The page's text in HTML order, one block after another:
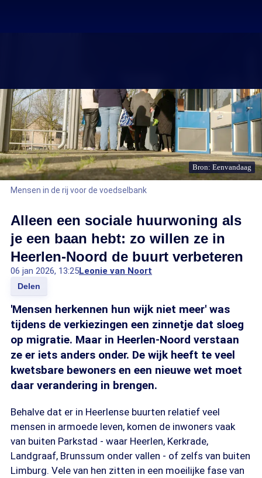
Bron: Eenvandaag
Mensen in de rij voor de voedselbank
Alleen een sociale huurwoning als
je een baan hebt: zo willen ze in
Heerlen-Noord de buurt verbeteren
06 jan 2026, 13:25Leonie van Noort
Delen
'Mensen herkennen hun wijk niet meer' was
tijdens de verkiezingen een zinnetje dat sloeg
op migratie. Maar in Heerlen-Noord verstaan
ze er iets anders onder. De wijk heeft te veel
kwetsbare bewoners en een nieuwe wet moet
daar verandering in brengen.
Behalve dat er in Heerlense buurten relatief veel
mensen in armoede leven, komen de inwoners vaak
van buiten Parkstad - waar Heerlen, Kerkrade,
Landgraaf, Brunssum onder vallen - of zelfs van buiten
Limburg. Vele van hen zitten in een moeilijke fase van